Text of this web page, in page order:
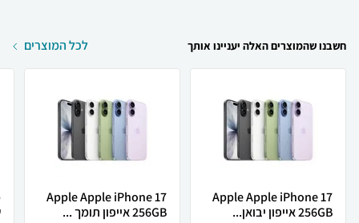
חשבנו שהמוצרים האלה יעניינו אותך לכל המוצרים
Apple Apple iPhone 17
256GB אייפון יבואן...
Apple Apple iPhone 17
256GB אייפון תומך ...